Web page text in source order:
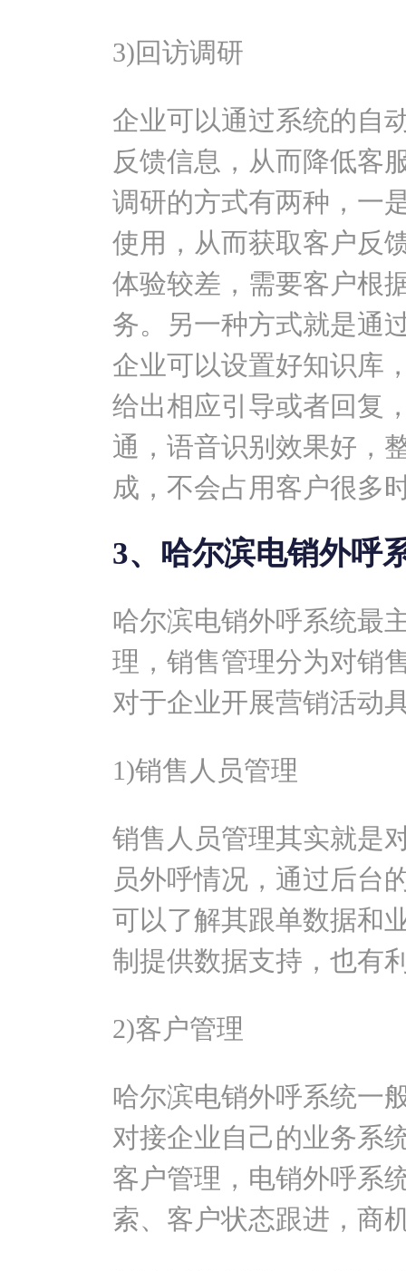
3)回访调研
企业可以通过系统的自
反馈信息，从而降低客
调研的方式有两种，一
使用，从而获取客户反
体验较差，需要客户根
务。另一种方式就是通
企业可以设置好知识库
给出相应引导或者回复
通，语音识别效果好，
成，不会占用客户很多
3、哈尔滨电销外呼
哈尔滨电销外呼系统最
理，销售管理分为对销
对于企业开展营销活动
1)销售人员管理
销售人员管理其实就是
员外呼情况，通过后台
可以了解其跟单数据和
制提供数据支持，也有
2)客户管理
哈尔滨电销外呼系统一
对接企业自己的业务系
客户管理，电销外呼系
索、客户状态跟进，商